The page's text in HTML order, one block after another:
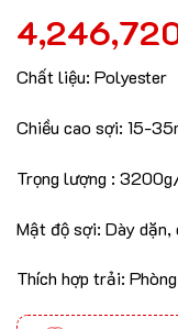
Chất liệu: Polyester
Chiều cao sợi: 15-
Trọng lượng :
Mật độ sợi: Dày
Thích hợp trải: